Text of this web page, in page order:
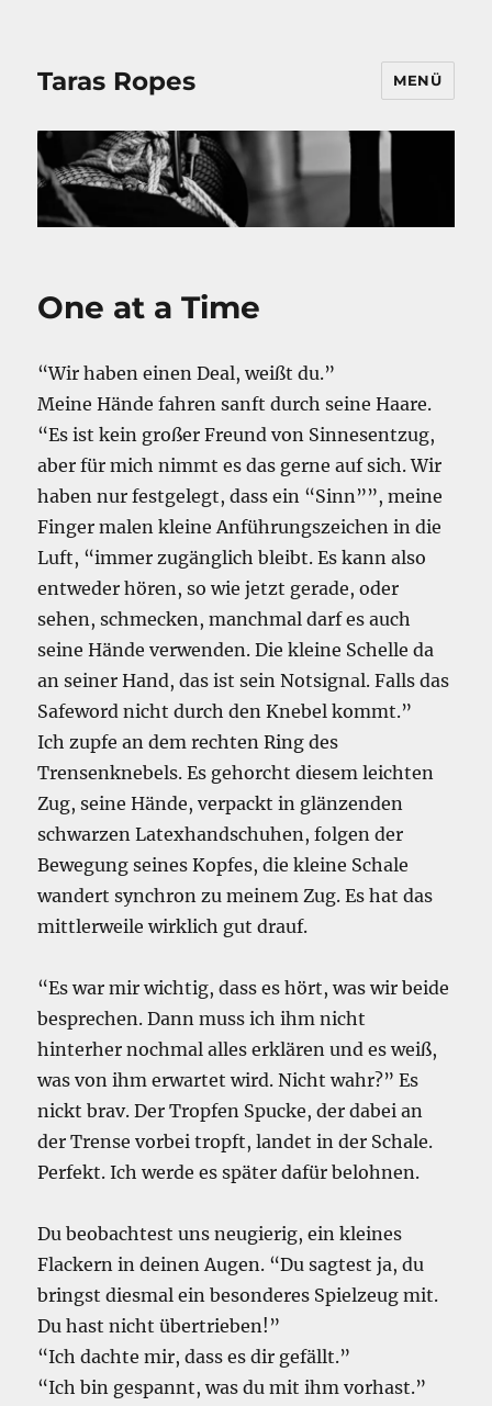
Taras Ropes MENÜ
One at a Time
“Wir haben einen Deal, weißt du.”
Meine Hände fahren sanft durch seine Haare.
“Es ist kein großer Freund von Sinnesentzug,
aber für mich nimmt es das gerne auf sich. Wir
haben nur festgelegt, dass ein “Sinn””, meine
Finger malen kleine Anführungszeichen in die
Luft, “immer zugänglich bleibt. Es kann also
entweder hören, so wie jetzt gerade, oder
sehen, schmecken, manchmal darf es auch
seine Hände verwenden. Die kleine Schelle da
an seiner Hand, das ist sein Notsignal. Falls das
Safeword nicht durch den Knebel kommt.”
Ich zupfe an dem rechten Ring des
Trensenknebels. Es gehorcht diesem leichten
Zug, seine Hände, verpackt in glänzenden
schwarzen Latexhandschuhen, folgen der
Bewegung seines Kopfes, die kleine Schale
wandert synchron zu meinem Zug. Es hat das
mittlerweile wirklich gut drauf.
“Es war mir wichtig, dass es hört, was wir beide
besprechen. Dann muss ich ihm nicht
hinterher nochmal alles erklären und es weiß,
was von ihm erwartet wird. Nicht wahr?” Es
nickt brav. Der Tropfen Spucke, der dabei an
der Trense vorbei tropft, landet in der Schale.
Perfekt. Ich werde es später dafür belohnen.
Du beobachtest uns neugierig, ein kleines
Flackern in deinen Augen. “Du sagtest ja, du
bringst diesmal ein besonderes Spielzeug mit.
Du hast nicht übertrieben!”
“Ich dachte mir, dass es dir gefällt.”
“Ich bin gespannt, was du mit ihm vorhast.”